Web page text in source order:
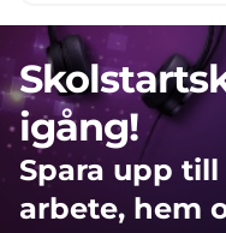
j
u
d
a
igång!
Spara upp
arbete, hem